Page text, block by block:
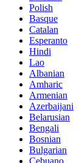
Polish
Basque
Catalan
Esperanto
Hindi
Lao
Albanian
Amharic
Armenian
Azerbaijani
Belarusian
Bengali
Bosnian
Bulgarian
Cebuano